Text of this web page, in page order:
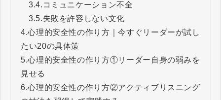
3.4. コミュニケーション不全
3.5.失敗を許容しない文化
4.心理的安全性の作り方｜今すぐリーダーが試し
たい20の具体策
5.心理的安全性の作り方①​​​​​​​リーダー自身の弱みを
見せる
6.心理的安全性の作り方②アクティブリスニング